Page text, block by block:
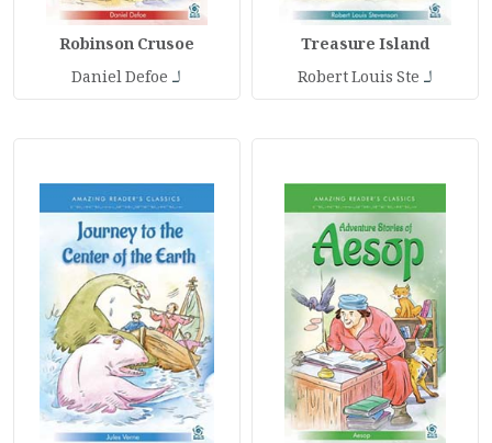
Treasure Island
لـ Robert Louis Ste
Robinson Crusoe
لـ Daniel Defoe